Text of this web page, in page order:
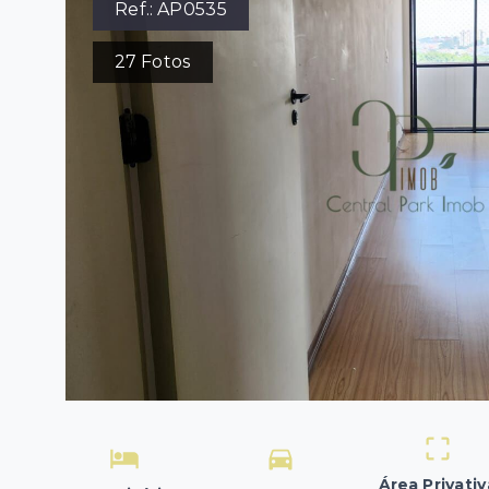
Ref.:AP0535
27 Fotos
Área